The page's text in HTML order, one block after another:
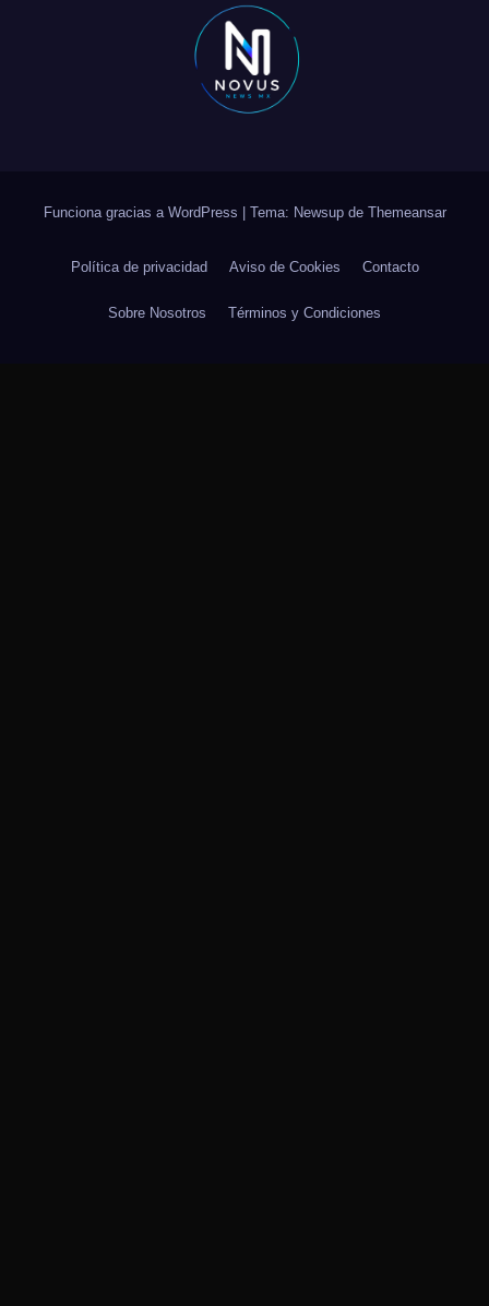
Funciona gracias a WordPress Tema: Newsup de Themeansar
Política de privacidad Aviso de Cookies Contacto
Sobre Nosotros Términos y Condiciones